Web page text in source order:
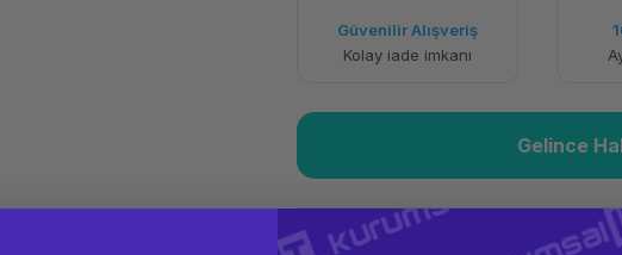
Güvenilir Alışveriş
Kolay iade imkanı
Gelince